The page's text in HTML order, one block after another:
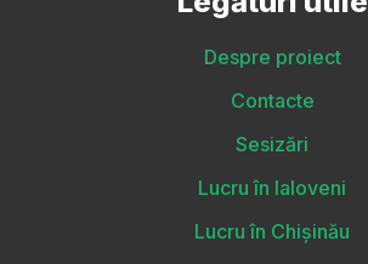
Despre proiect
Contacte
Sesizări
Lucru în Ialoveni
Lucru în Chișinău